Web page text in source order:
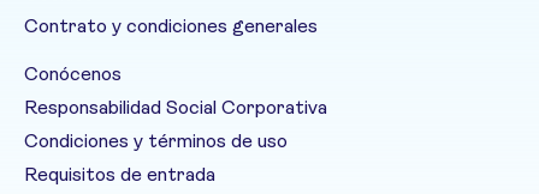
Contrato y condiciones generales
Conócenos
Responsabilidad Social Corporativa
Condiciones y términos de uso
Requisitos de entrada